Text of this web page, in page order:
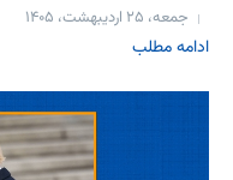
جمعه، ۲۵ اردیبهشت، ۱۴۰۵
ادامه مطلب